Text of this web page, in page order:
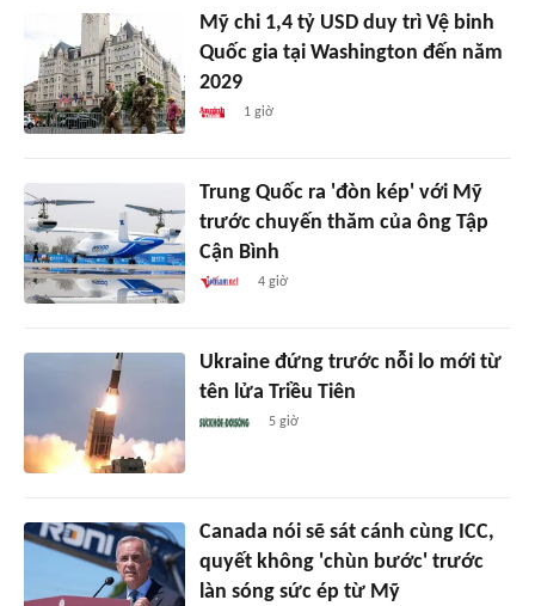
Mỹ chi 1,4 tỷ USD duy trì Vệ binh
Quốc gia tại Washington đến năm
2029
1 giờ
Trung Quốc ra 'đòn kép' với Mỹ
trước chuyến thăm của ông Tập
Cận Bình
4 giờ
Ukraine đứng trước nỗi lo mới từ
tên lửa Triều Tiên
5 giờ
Canada nói sẽ sát cánh cùng ICC,
quyết không 'chùn bước' trước
làn sóng sức ép từ Mỹ